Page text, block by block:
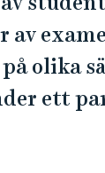
av
olika
ett